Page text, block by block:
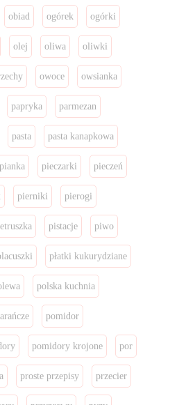
obiad ogórek ogórki
olej oliwa oliwki
owoce owsianka
papryka parmezan
pasta pasta kanapkowa
pianka pieczarki pieczeń
pierniki pierogi
pistacje piwo
płatki kukurydziane
polska kuchnia
pomidor
pomidory krojone por
proste przepisy przecier